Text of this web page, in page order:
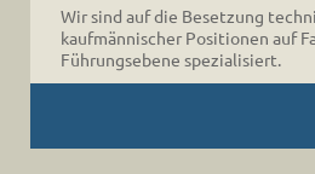
Wir sind auf die Besetzung
kaufmännischer Positionen auf
Führungsebene spezialisiert.